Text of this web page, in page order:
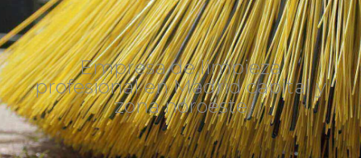
Empresa de limpieza
profesional en Madrid capital y
zona noroeste